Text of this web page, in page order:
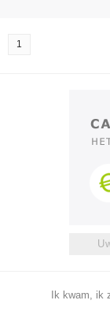
1
Ik kwam, ik